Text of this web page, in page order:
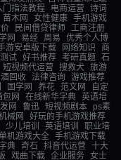
门指法教程 电商运营
诗词
苗木网 女性健康 手机游戏
民间借贷律师
工商注册
网 易经 周易
优秀个人博
游安卓版下载 网络知识
商
试 好书推荐 考研真题 石
短视频代运营 搜救犬 旅游
回收 法律咨询 游戏推荐
国学网 养花 范文网
自定
包网 在线新华字典 英语培
网 鲁迅 短视频剧本
ps素
械网
好玩的手机游戏推荐
少儿培训 英语培训
职业培
机游戏大全
手机游戏下载
典 奇石 抖音代运营 十大
戏曲下载 企业服务
女士